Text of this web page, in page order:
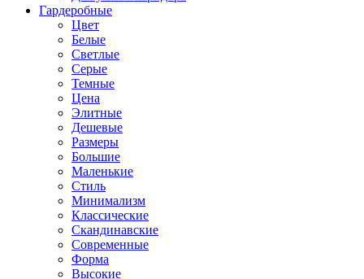
Гардеробные
Цвет
Белые
Светлые
Серые
Темные
Цена
Элитные
Дешевые
Размеры
Большие
Маленькие
Стиль
Минимализм
Классические
Скандинавские
Современные
Форма
Высокие